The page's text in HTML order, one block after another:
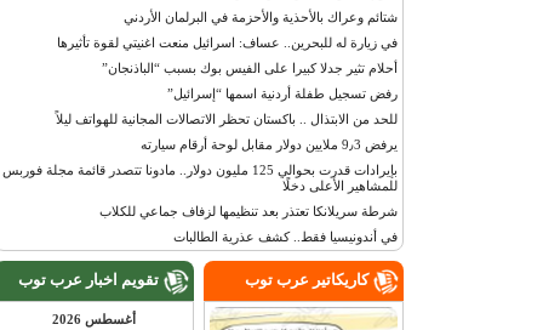
شتائم وعراك بالأحذية والأحزمة في البرلمان الأردني
في زيارة له للبحرين.. عساف: اسرائيل منعت اغنيتي لقوة تأثيرها
أحلام تثير جدلا كبيرا على الفيس بوك بسبب “الباذنجان”
رفض تسجيل طفلة أردنية اسمها “إسرائيل”
للحد من الابتذال .. باكستان تحظر الاتصالات المجانية للهواتف ليلاً
يرفض 9٫3 ملايين دولار مقابل لوحة أرقام سيارته
بإيرادات قدرت بحوالي 125 مليون دولار.. مادونا تتصدر قائمة مجلة فوربس
للمشاهير الأعلى دخلًا
شرطة سريلانكا تعتذر بعد تنظيمها لزفاف جماعي للكلاب
في أندونيسيا فقط.. كشف عذرية الطالبات
تقويم اخبار عرب توب
أغسطس 2026
كاريكاتير عرب توب